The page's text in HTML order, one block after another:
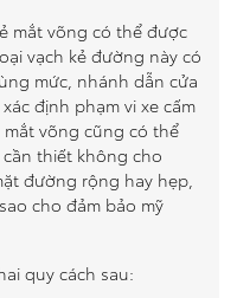
mắt võng có thể được
vạch kẻ đường này có
mức, nhánh dẫn cửa
định phạm vi xe cấm
võng cũng có thể
thiết không cho
đường rộng hay hẹp,
cho đảm bảo mỹ
quy cách sau: